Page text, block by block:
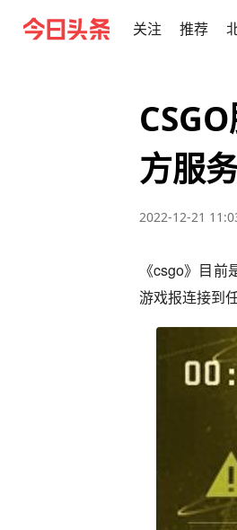
关注 推荐
方服
2022-12-21
《csgo》目
游戏报连接到